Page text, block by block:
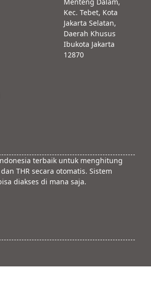
Kec. Tebet, Kota
Jakarta Selatan,
Daerah Khusus
Ibukota Jakarta
12870
terbaik untuk menghitung
THR secara otomatis. Sistem
diakses di mana saja.